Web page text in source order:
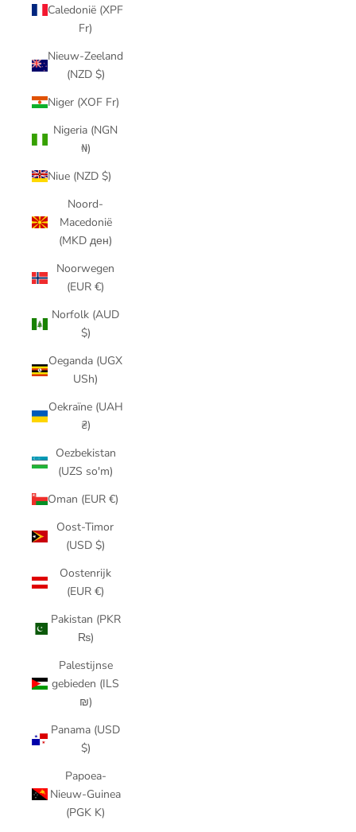
Caledonië (XPF
Fr)
Nieuw-Zeeland
(NZD $)
Niger (XOF Fr)
Nigeria (NGN
₦)
Niue (NZD $)
Noord-
Macedonië
(MKD ден)
Noorwegen
(EUR €)
Norfolk (AUD
$)
Oeganda (UGX
USh)
Oekraïne (UAH
₴)
Oezbekistan
(UZS so'm)
Oman (EUR €)
Oost-Timor
(USD $)
Oostenrijk
(EUR €)
Pakistan (PKR
₨)
Palestijnse
gebieden (ILS
₪)
Panama (USD
$)
Papoea-
Nieuw-Guinea
(PGK K)